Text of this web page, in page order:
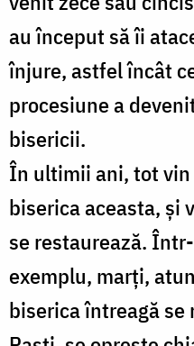
au început să îi
înjure, astfel încât
procesiune a
bisericii.
În ultimii ani, tot vin
biserica aceasta, și
se restaurează.
exemplu, marți,
biserica întreagă